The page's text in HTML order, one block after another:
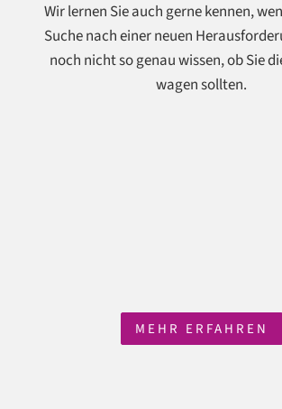
Wir lernen Sie auch gerne kennen,
Suche nach einer neuen
noch nicht so genau wissen, ob Sie
wagen sollten.
MEHR ERFAHREN